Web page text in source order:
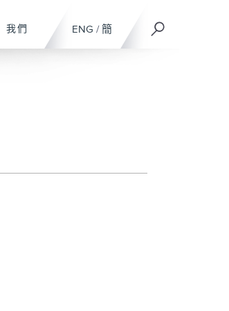
ENG / 簡
我們